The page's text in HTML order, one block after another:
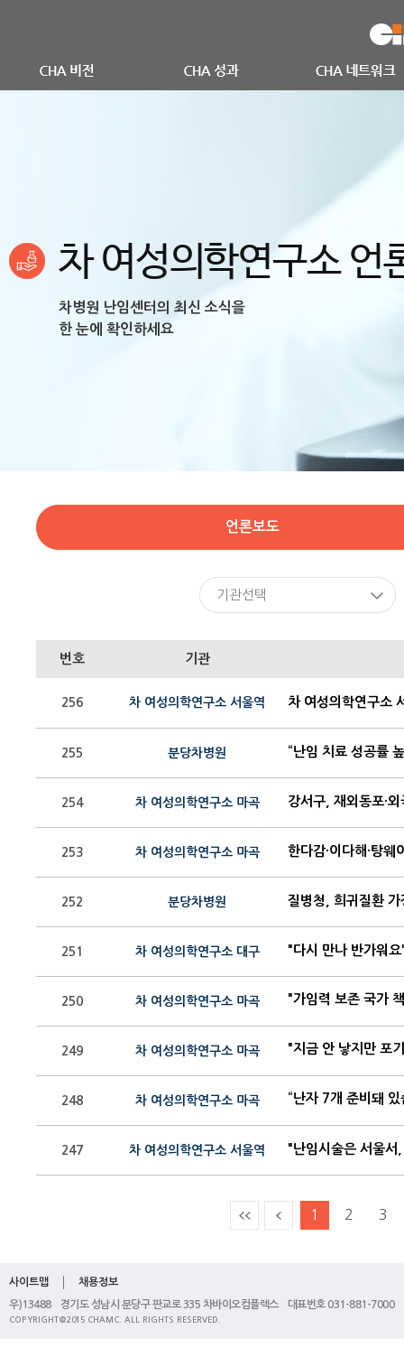
차 여성의학연구소 언
차병원 난임센터의 최신 소식을
한 눈에 확인하세요
언론보도
기관선택
번호 기관
256 차 여성의학연구소 서울역 차 여성의학연구소
255 분당차병원 “난임 치료 성공률
254 차 여성의학연구소 마곡 강서구, 재외동포·
253 차 여성의학연구소 마곡 한다감·이다해·탕
252 분당차병원 질병청, 희귀질환 가
251 차 여성의학연구소 대구 "다시 만나 반가워
250 차 여성의학연구소 마곡
249 차 여성의학연구소 마곡
248 차 여성의학연구소 마곡
247 차 여성의학연구소 서울역 "난임시술은 서울
1 2 3
사이트맵 채용정보
우)13488 경기도 성남시 분당구 판교로 335 차바이오컴플렉스 대표번호 031-881-7000
COPYRIGHT@2015 CHAMC. ALL RIGHTS RESERVED.